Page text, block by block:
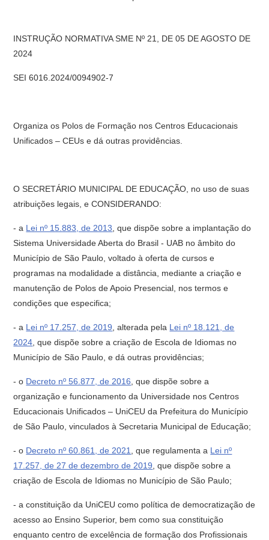
INSTRUÇÃO NORMATIVA SME Nº 21, DE 05 DE AGOSTO DE
2024
SEI 6016.2024/0094902-7
Organiza os Polos de Formação nos Centros Educacionais
Unificados – CEUs e dá outras providências.
O SECRETÁRIO MUNICIPAL DE EDUCAÇÃO, no uso de suas
atribuições legais, e CONSIDERANDO:
- a Lei nº 15.883, de 2013 , que dispõe sobre a implantação do
Sistema Universidade Aberta do Brasil - UAB no âmbito do
Município de São Paulo, voltado à oferta de cursos e
programas na modalidade a distância, mediante a criação e
manutenção de Polos de Apoio Presencial, nos termos e
condições que especifica;
- a Lei nº 17.257, de 2019 , alterada pela Lei nº 18.121, de
2024 , que dispõe sobre a criação de Escola de Idiomas no
Município de São Paulo, e dá outras providências;
- o Decreto nº 56.877, de 2016 , que dispõe sobre a
organização e funcionamento da Universidade nos Centros
Educacionais Unificados – UniCEU da Prefeitura do Município
de São Paulo, vinculados à Secretaria Municipal de Educação;
- o Decreto nº 60.861, de 2021 , que regulamenta a Lei nº
17.257, de 27 de dezembro de 2019 , que dispõe sobre a
criação de Escola de Idiomas no Município de São Paulo;
- a constituição da UniCEU como política de democratização de
acesso ao Ensino Superior, bem como sua constituição
enquanto centro de excelência de formação dos Profissionais